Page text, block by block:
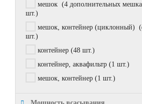
мешок (4 дополнительных мешка
шт.)
мешок, контейнер (циклонный)
шт.)
контейнер (48 шт.)
контейнер, аквафильтр (1 шт.)
мешок, контейнер (1 шт.)